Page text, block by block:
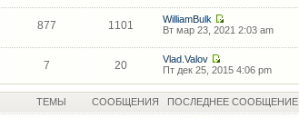
877 1101
WilliamBulk
Вт мар 23, 2021 2:03 am
7 20
Vlad.Valov
Пт дек 25, 2015 4:06 pm
ТЕМЫ СООБЩЕНИЯ ПОСЛЕДНЕЕ СООБЩЕНИЕ